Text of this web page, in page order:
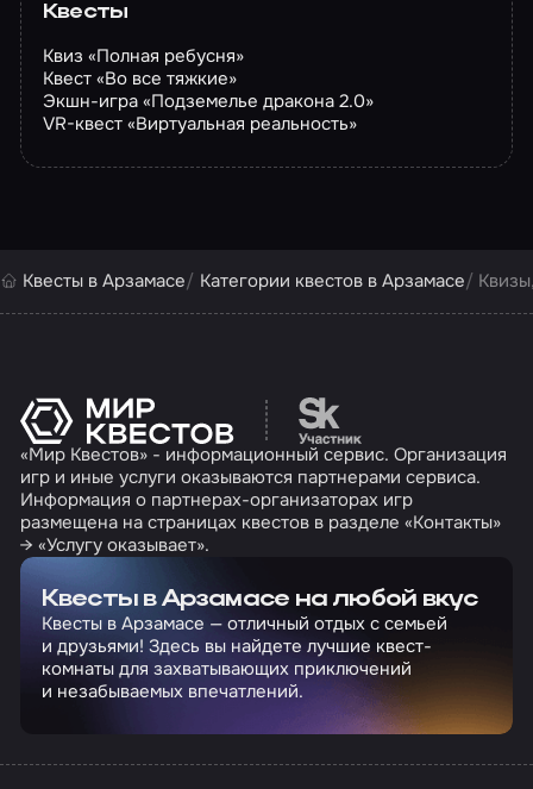
Квесты
Квиз «Полная ребусня»
Квест «Во все тяжкие»
Экшн-игра «Подземелье дракона 2.0»
VR-квест «Виртуальная реальность»
Квесты в Арзамасе Категории квестов в Арзамасе
Перейти на сайт
«Мир Квестов» - информационный сервис. Организация
игр и иные услуги оказываются партнерами сервиса.
Информация о партнерах-организаторах игр
размещена на страницах квестов в разделе «Контакты»
→ «Услугу оказывает».
Квесты в Арзамасе на любой вкус
Квесты в Арзамасе — отличный отдых с семьей
и друзьями! Здесь вы найдете лучшие квест-
комнаты для захватывающих приключений
и незабываемых впечатлений.